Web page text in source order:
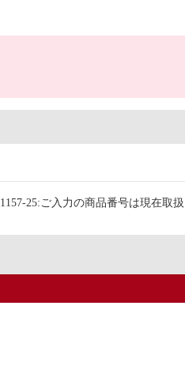
1157-25:ご入力の商品番号は現在取